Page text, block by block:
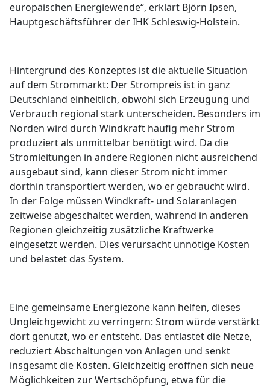
europäischen Energiewende“, erklärt Björn Ipsen,
Hauptgeschäftsführer der IHK Schleswig-Holstein.
Hintergrund des Konzeptes ist die aktuelle Situation
auf dem Strommarkt: Der Strompreis ist in ganz
Deutschland einheitlich, obwohl sich Erzeugung und
Verbrauch regional stark unterscheiden. Besonders im
Norden wird durch Windkraft häufig mehr Strom
produziert als unmittelbar benötigt wird. Da die
Stromleitungen in andere Regionen nicht ausreichend
ausgebaut sind, kann dieser Strom nicht immer
dorthin transportiert werden, wo er gebraucht wird.
In der Folge müssen Windkraft- und Solaranlagen
zeitweise abgeschaltet werden, während in anderen
Regionen gleichzeitig zusätzliche Kraftwerke
eingesetzt werden. Dies verursacht unnötige Kosten
und belastet das System.
Eine gemeinsame Energiezone kann helfen, dieses
Ungleichgewicht zu verringern: Strom würde verstärkt
dort genutzt, wo er entsteht. Das entlastet die Netze,
reduziert Abschaltungen von Anlagen und senkt
insgesamt die Kosten. Gleichzeitig eröffnen sich neue
Möglichkeiten zur Wertschöpfung, etwa für die